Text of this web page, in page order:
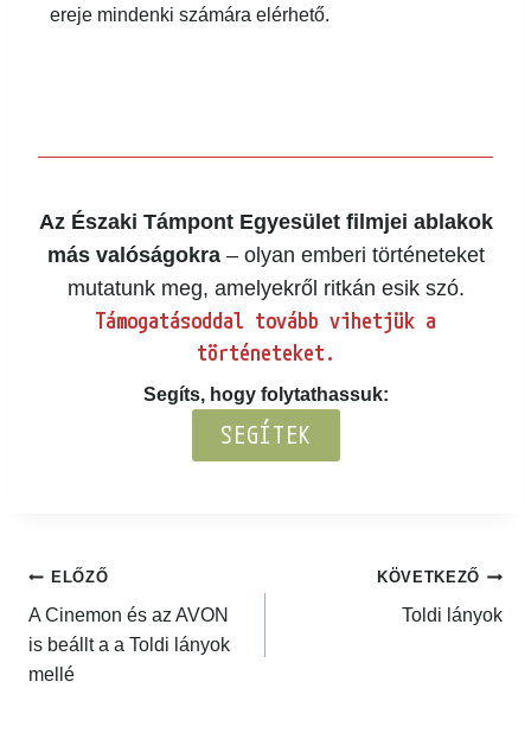
Az Északi Támpont Egyesület filmjei
ablakok más valóságokra – olyan emberi
történeteket mutatunk meg, amelyekről ritkán
esik szó.
Támogatásoddal tovább vihetjük a
történeteket.